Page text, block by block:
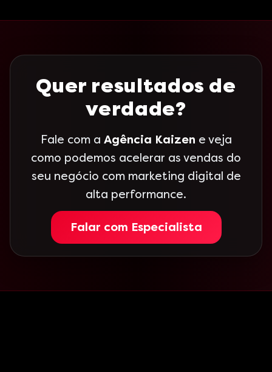
Quer resultados de
verdade?
Fale com a Agência Kaizen e veja
como podemos acelerar as vendas do
seu negócio com marketing digital de
alta performance.
Falar com Especialista